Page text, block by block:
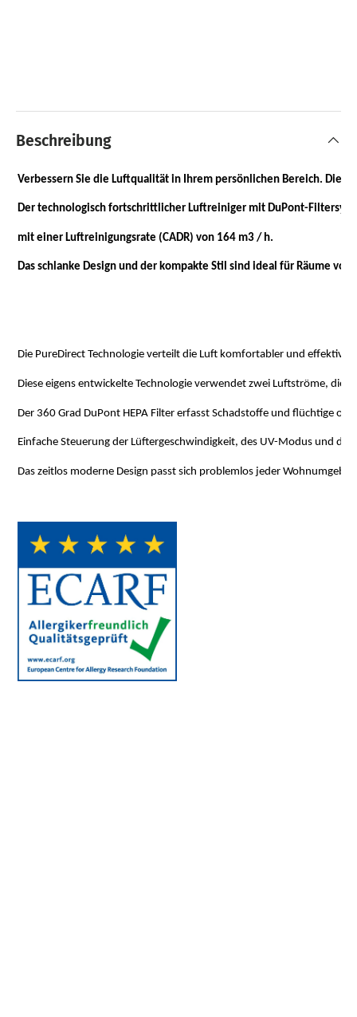
Beschreibung
Verbessern Sie die Luftqualität in Ihrem persönlichen Bereich.
Der technologisch fortschrittlicher Luftreiniger mit DuPont-
mit einer Luftreinigungsrate (CADR) von 164 m3 / h.
Das schlanke Design und der kompakte Stil sind ideal für Räume von
Die PureDirect Technologie verteilt die Luft komfortabler und
Diese eigens entwickelte Technologie verwendet zwei Luftströme, die
Der 360 Grad DuPont HEPA Filter erfasst Schadstoffe und flüchtige
Einfache Steuerung der Lüftergeschwindigkeit, des UV-Modus und
Das zeitlos moderne Design passt sich problemlos jeder